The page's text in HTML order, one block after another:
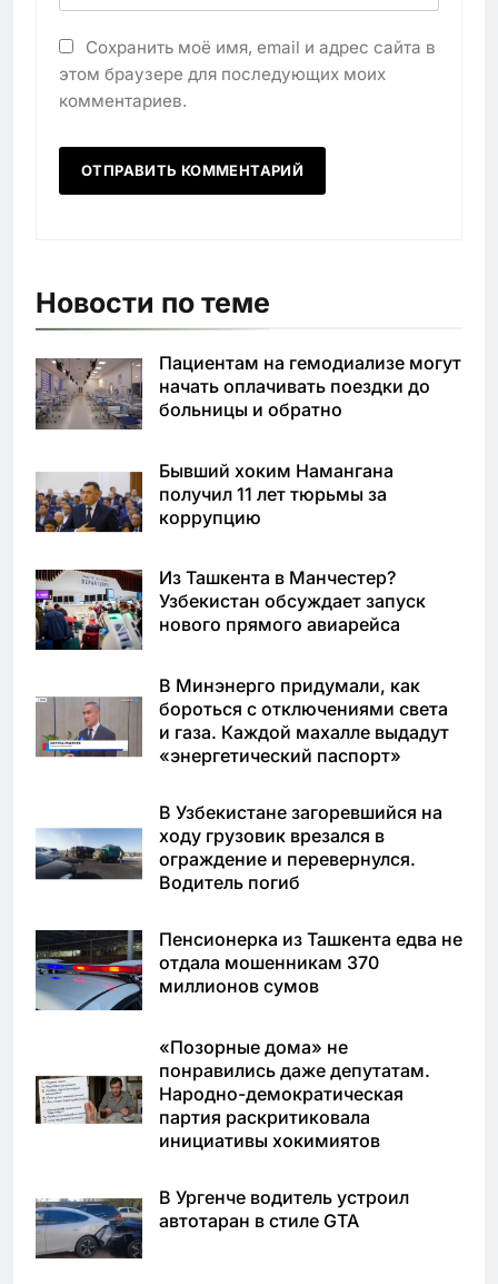
Сохранить моё имя, email и адрес сайта в
этом браузере для последующих моих
комментариев.
Новости по теме
Пациентам на гемодиализе могут
начать оплачивать поездки до
больницы и обратно
Бывший хоким Намангана
получил 11 лет тюрьмы за
коррупцию
Из Ташкента в Манчестер?
Узбекистан обсуждает запуск
нового прямого авиарейса
В Минэнерго придумали, как
бороться с отключениями света
и газа. Каждой махалле выдадут
«энергетический паспорт»
В Узбекистане загоревшийся на
ходу грузовик врезался в
ограждение и перевернулся.
Водитель погиб
Пенсионерка из Ташкента едва не
отдала мошенникам 370
миллионов сумов
«Позорные дома» не
понравились даже депутатам.
Народно-демократическая
партия раскритиковала
инициативы хокимиятов
В Ургенче водитель устроил
автотаран в стиле GTA